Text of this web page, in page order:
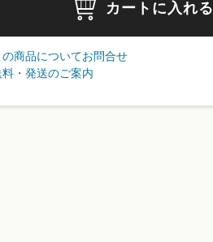
カートに入れる
の商品についてお問合せ
料・発送のご案内